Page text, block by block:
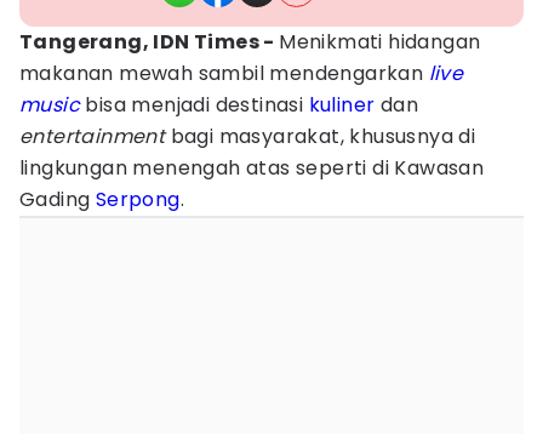
Tangerang, IDN Times - Menikmati hidangan
makanan mewah sambil mendengarkan live
musicbisa menjadi destinasi kuliner dan
entertainmentbagi masyarakat, khususnya di
lingkungan menengah atas seperti di Kawasan
Gading Serpong.